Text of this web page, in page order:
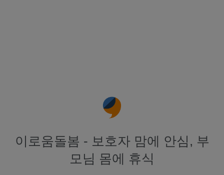
이로움돌봄 - 보호자 맘에 안심, 부
모님 몸에 휴식